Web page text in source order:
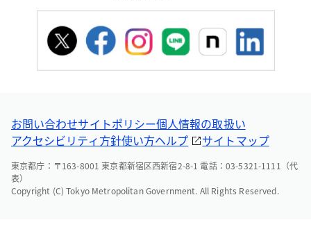
お問い合わせサイトポリシー個人情報の取扱い
アクセシビリティ方針使い方ヘルプ サイトマップ
東京都庁：〒163-8001 東京都新宿区西新宿2-8-1 電話：03-5321-1111（代
表）
Copyright (C) Tokyo Metropolitan Government. All Rights Reserved.